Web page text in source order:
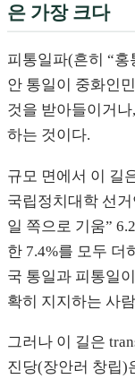
은 가장 크다
피통일파(흔히 “
안 통일이 중화인
것을 받아들이거
하는 것이다.
규모 면에서 이 길
국립정치대학 선
일 쪽으로 기움”
한 7.4%를 모두 더
국 통일과 피통일
확히 지지하는 사
그러나 이 길은
진당(장안러 창립)